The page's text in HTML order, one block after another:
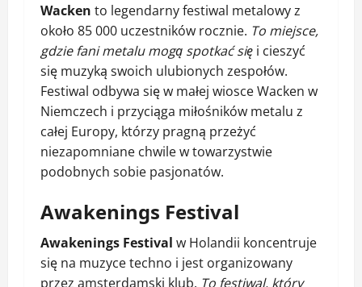
Wacken to legendarny festiwal metalowy z
około 85 000 uczestników rocznie. To miejsce,
gdzie fani metalu mogą spotkać się i cieszyć
się muzyką swoich ulubionych zespołów.
Festiwal odbywa się w małej wiosce Wacken w
Niemczech i przyciąga miłośników metalu z
całej Europy, którzy pragną przeżyć
niezapomniane chwile w towarzystwie
podobnych sobie pasjonatów.
Awakenings Festival
Awakenings Festival w Holandii koncentruje
się na muzyce techno i jest organizowany
przez amsterdamski klub. To festiwal, który